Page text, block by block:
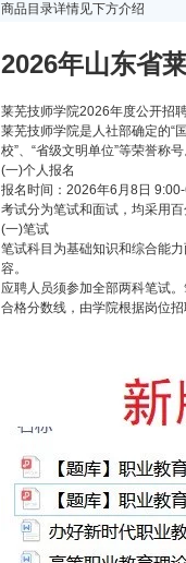
商品目录详情见下方介绍
2026年山东省
莱芜技师学院2026年度公开招
莱芜技师学院是人社部确定的“
校”、“省级文明单位”等荣誉称
(一)个人报名
报名时间：2026年6月8日
考试分为笔试和面试，均采用百
(一)笔试
笔试科目为基础知识和综合能
容。
应聘人员须参加全部两科笔试
合格分数线，由学院根据岗位招